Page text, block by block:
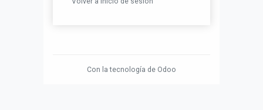
Con la tecnología de Odoo